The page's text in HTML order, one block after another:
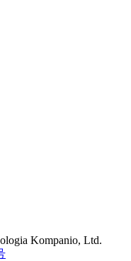
Kompanio, Ltd.